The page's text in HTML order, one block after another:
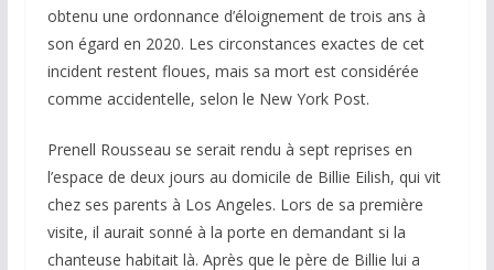
obtenu une ordonnance d’éloignement de trois ans à
son égard en 2020. Les circonstances exactes de cet
incident restent floues, mais sa mort est considérée
comme accidentelle, selon le New York Post.
Prenell Rousseau se serait rendu à sept reprises en
l’espace de deux jours au domicile de Billie Eilish, qui vit
chez ses parents à Los Angeles. Lors de sa première
visite, il aurait sonné à la porte en demandant si la
chanteuse habitait là. Après que le père de Billie lui a